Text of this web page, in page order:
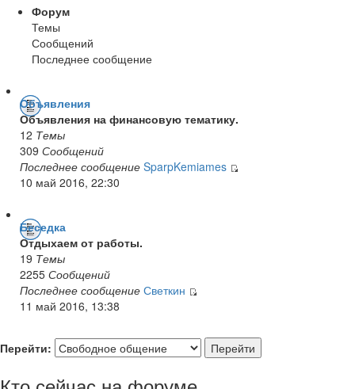
Форум
Темы
Сообщений
Последнее сообщение
Объявления
Объявления на финансовую тематику.
12 Темы
309 Сообщений
Последнее сообщение SparpKemiames
10 май 2016, 22:30
Беседка
Отдыхаем от работы.
19 Темы
2255 Сообщений
Последнее сообщение Светкин
11 май 2016, 13:38
Перейти: